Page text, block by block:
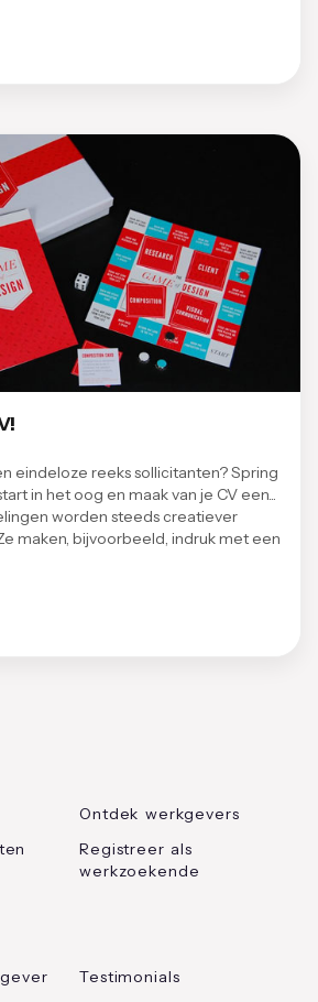
eindeloze reeks sollicitanten? Spring
in het oog en maak van je CV een...
worden steeds creatiever
maken, bijvoorbeeld, indruk met een
Ontdek werkgevers
Registreer als
werkzoekende
Testimonials